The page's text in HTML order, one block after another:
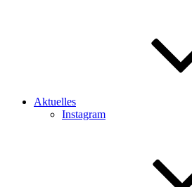
Aktuelles
Instagram